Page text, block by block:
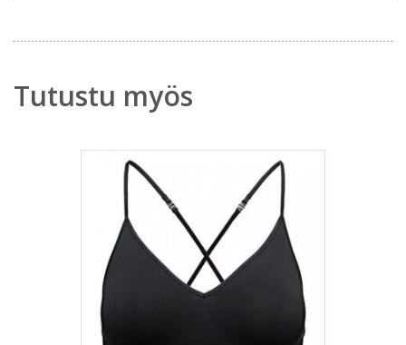
Tutustu myös